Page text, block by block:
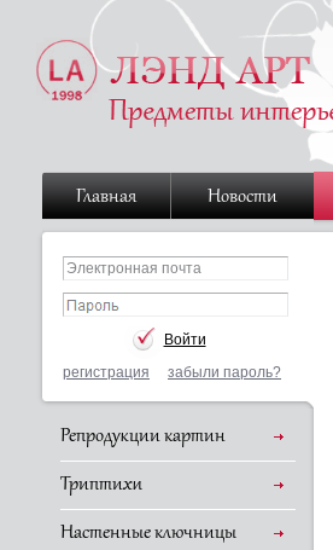
Главная Новости
регистрация забыли пароль?
Репродукции картин
Триптихи
Настенные ключницы